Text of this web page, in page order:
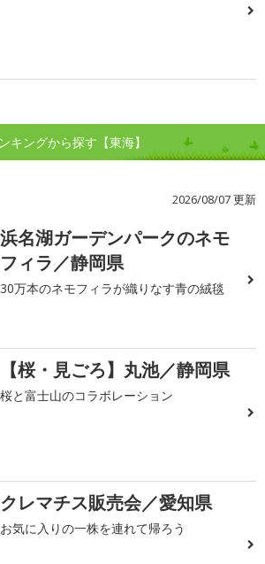
キングから探す【東海】
2026/08/07 更新
浜名湖ガーデンパークのネモ
フィラ／静岡県
30万本のネモフィラが織りなす青の絨毯
【桜・見ごろ】丸池／静岡県
桜と富士山のコラボレーション
クレマチス販売会／愛知県
お気に入りの一株を連れて帰ろう